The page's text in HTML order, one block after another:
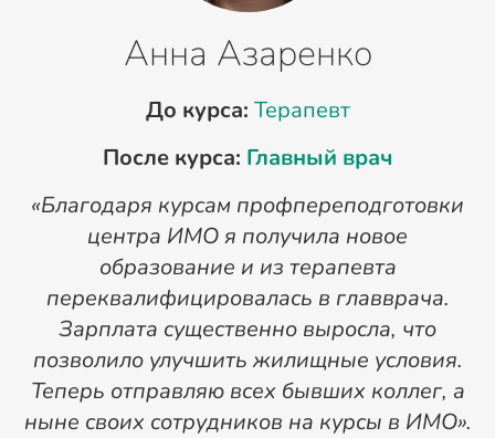
Анна Азаренко
До курса: Терапевт
После курса: Главный врач
«Благодаря курсам профпереподготовки
центра ИМО я получила новое
образование и из терапевта
переквалифицировалась в главврача.
Зарплата существенно выросла, что
позволило улучшить жилищные условия.
Теперь отправляю всех бывших коллег, а
ныне своих сотрудников на курсы в ИМО».